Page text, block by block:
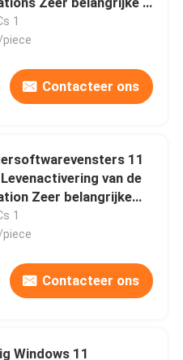
1
piece
Contacteer ons
11
van de
Zeer belangrijke
1
piece
Contacteer ons
11